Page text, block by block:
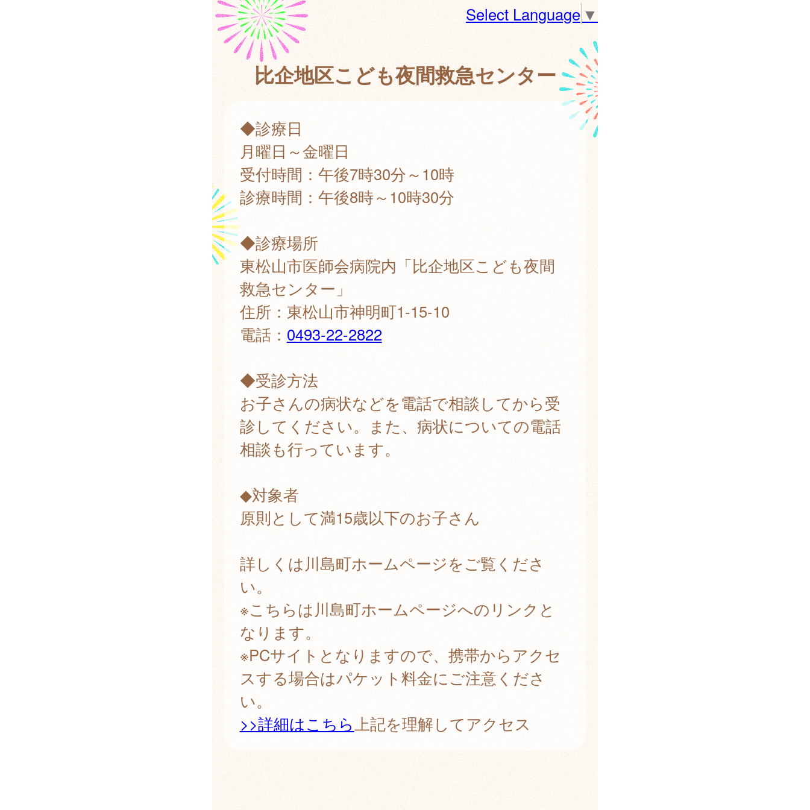
Select Language▼
比企地区こども夜間救急センター
◆診療日
月曜日～金曜日
受付時間：午後7時30分～10時
診療時間：午後8時～10時30分
◆診療場所
東松山市医師会病院内「比企地区こども夜間
救急センター」
住所：東松山市神明町1-15-10
電話： 0493-22-2822
◆受診方法
お子さんの病状などを電話で相談してから受
診してください。また、病状についての電話
相談も行っています。
◆対象者
原則として満15歳以下のお子さん
詳しくは川島町ホームページをご覧くださ
い。
※こちらは川島町ホームページへのリンクと
なります。
※PCサイトとなりますので、携帯からアクセ
スする場合はパケット料金にご注意くださ
い。
>>詳細はこちら上記を理解してアクセス